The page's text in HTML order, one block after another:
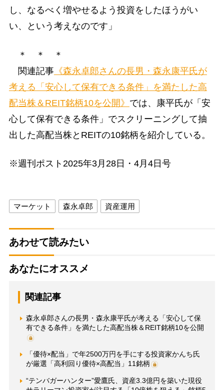
し、なるべく増やせるよう投資をしたほうがい
い、という考えなのです」
＊ ＊ ＊
関連記事《森永卓郎さんの長男・森永康平氏が
考える「安心して保有できる条件」を満たした高
配当株＆REIT銘柄10を公開》 では、康平氏が「安
心して保有できる条件」でスクリーニングして抽
出した高配当株とREITの10銘柄を紹介している。
※週刊ポスト2025年3月28日・4月4日号
マーケット 森永卓郎 資産運用
あわせて読みたい
あなたにオススメ
関連記事
森永卓郎さんの長男・森永康平氏が考える「安心して保
有できる条件」を満たした高配当株＆REIT銘柄10を公開
「優待×配当」で年2500万円を手にする投資家かんち氏
が厳選「高利回り優待×高配当」11銘柄
“テンバガーハンター”愛鷹氏、資産3.3億円を築いた現役